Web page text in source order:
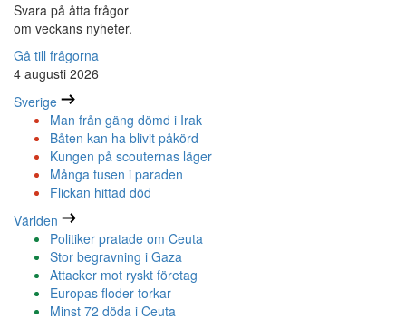
Svara på åtta frågor
om veckans nyheter.
Gå till frågorna
4 augusti 2026
Sverige
Man från gäng dömd i Irak
Båten kan ha blivit påkörd
Kungen på scouternas läger
Många tusen i paraden
Flickan hittad död
Världen
Politiker pratade om Ceuta
Stor begravning i Gaza
Attacker mot ryskt företag
Europas floder torkar
Minst 72 döda i Ceuta